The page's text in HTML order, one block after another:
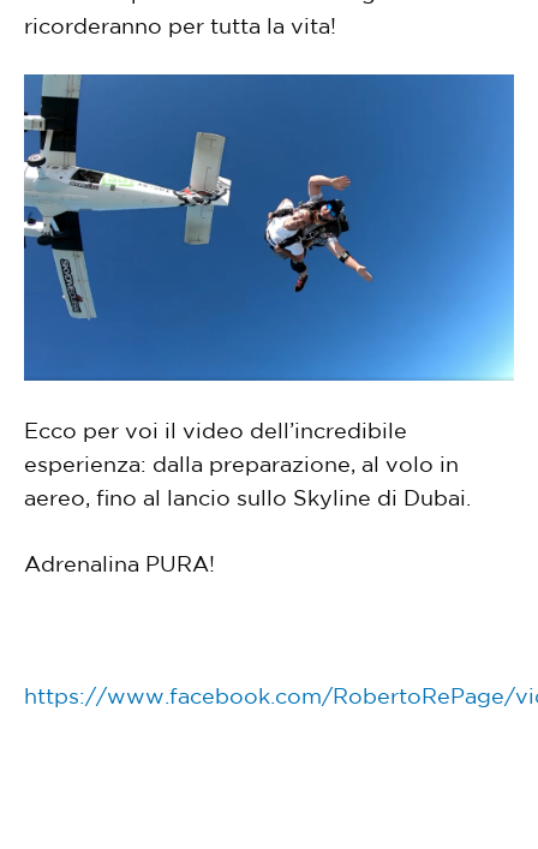
ricorderanno per tutta la vita!
Ecco per voi il video dell’incredibile
esperienza: dalla preparazione, al volo in
aereo, fino al lancio sullo Skyline di Dubai.
Adrenalina PURA!
https://www.facebook.com/RobertoRePage/